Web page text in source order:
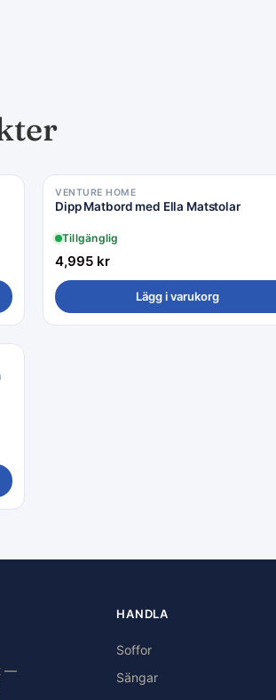
VENTURE HOME
Dipp Matbord med Ella Matstolar
Tillgänglig
4,995 kr
Lägg i varukorg
—
HANDLA
Soffor
Sängar